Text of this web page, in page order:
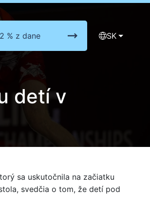
SK
2 % z dane
detí v
sa uskutočnila na začiatku
svedčia o tom, že detí pod